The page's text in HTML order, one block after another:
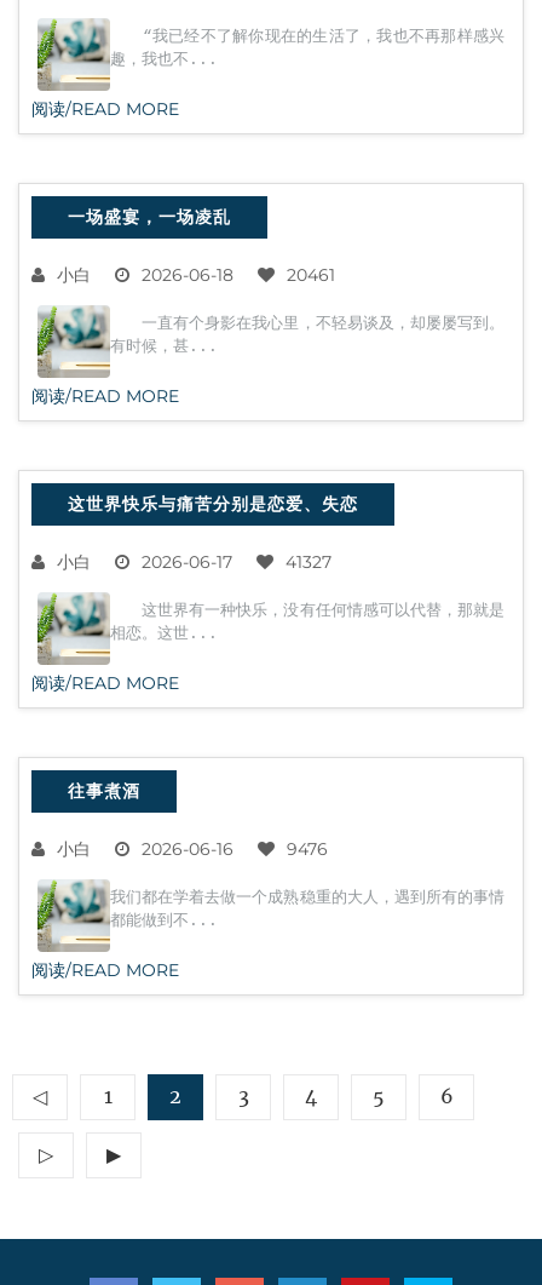
“我已经不了解你现在的生活了，我也不再那样感兴
趣，我也不...
阅读/READ MORE
一场盛宴，一场凌乱
小白 2026-06-18 20461
一直有个身影在我心里，不轻易谈及，却屡屡写到。
有时候，甚...
阅读/READ MORE
这世界快乐与痛苦分别是恋爱、失恋
小白 2026-06-17 41327
这世界有一种快乐，没有任何情感可以代替，那就是
相恋。这世...
阅读/READ MORE
往事煮酒
小白 2026-06-16 9476
我们都在学着去做一个成熟稳重的大人，遇到所有的事情
都能做到不...
阅读/READ MORE
◁ 1 2 3 4 5 6
▷ ▶